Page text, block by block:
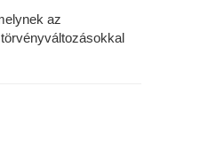
az